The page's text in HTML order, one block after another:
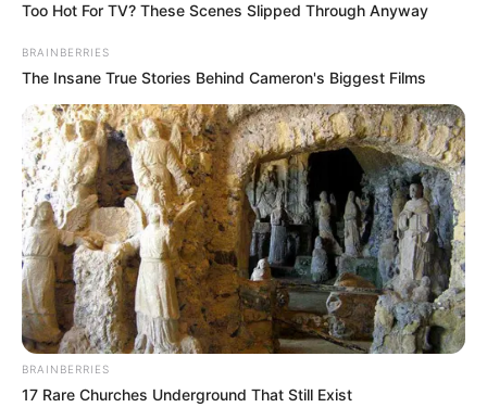
Das Wissen, das die Bauern schon seit Jahrtausenden
bei der Tier- und Pflanzenzucht anwenden, hatte
Charles Darwin 1858 der universitären Welt gelehrt. Die
mussten die Abstammungslehre ja endlich auch mal
lernen.
weitere Kalauer
Quermania folgen: Impressum & Kontakt
Smartphone Startseite
Too Hot For TV? These Scenes Slipped Through Anyway
BRAINBERRIES
The Insane True Stories Behind Cameron's Biggest Films
BRAINBERRIES
17 Rare Churches Underground That Still Exist